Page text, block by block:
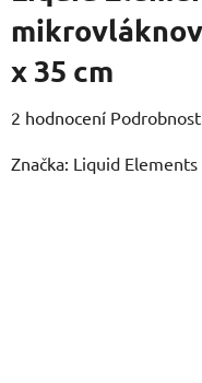
x 35 cm
Průměrné
produktu
2 hodnocení
Značka: Liquid Elements